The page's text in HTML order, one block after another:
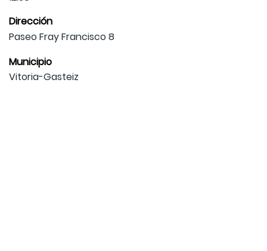
Dirección
Paseo Fray Francisco 8
Municipio
Vitoria-Gasteiz